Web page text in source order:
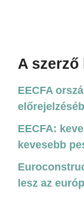
A
EECFA
EECFA:
kevesebb
lesz az